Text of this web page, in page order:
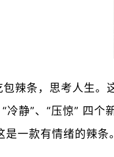
辣条，思考人生。
“冷静”、“压惊” 四
一款有情绪的辣条。